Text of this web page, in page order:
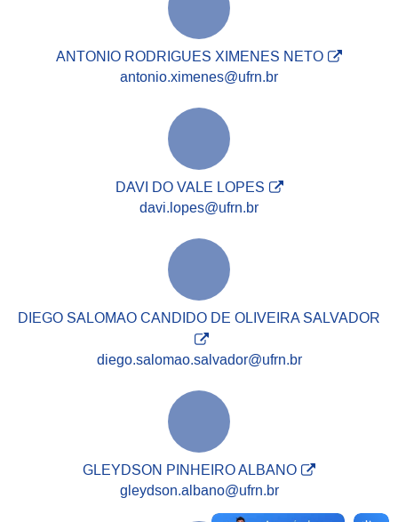
ANTONIO RODRIGUES XIMENES NETO
antonio.ximenes@ufrn.br
DAVI DO VALE LOPES
davi.lopes@ufrn.br
DIEGO SALOMAO CANDIDO DE OLIVEIRA SALVADOR
diego.salomao.salvador@ufrn.br
GLEYDSON PINHEIRO ALBANO
gleydson.albano@ufrn.br